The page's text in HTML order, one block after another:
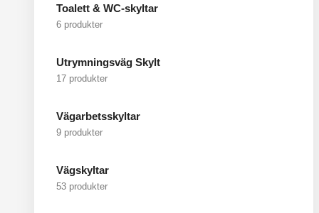
Toalett & WC-skyltar
6 produkter
Utrymningsväg Skylt
17 produkter
Vägarbetsskyltar
9 produkter
Vägskyltar
53 produkter